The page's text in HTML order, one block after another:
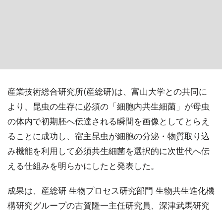
産業技術総合研究所(産総研)は、富山大学との共同に
より、昆虫の生存に必須の「細胞内共生細菌」が母虫
の体内で初期胚へ伝達される瞬間を画像としてとらえ
ることに成功し、宿主昆虫が細胞の分泌・物質取り込
み機能を利用して必須共生細菌を選択的に次世代へ伝
える仕組みを明らかにしたと発表した。
成果は、産総研 生物プロセス研究部門 生物共生進化機
構研究グループの古賀隆一主任研究員、深津武馬研究